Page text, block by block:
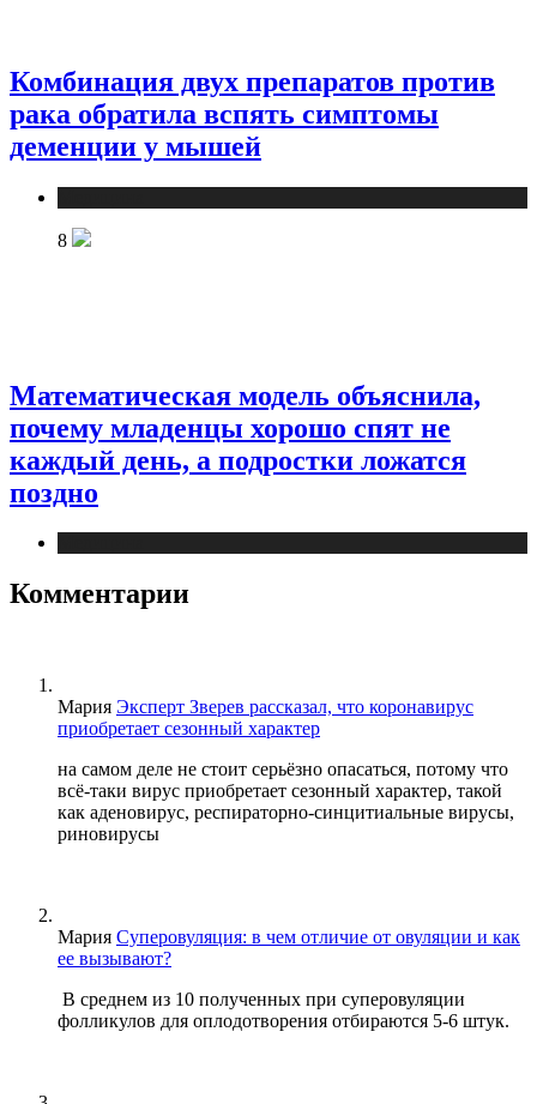
Комбинация двух препаратов против
рака обратила вспять симптомы
деменции у мышей
8
Математическая модель объяснила,
почему младенцы хорошо спят не
каждый день, а подростки ложатся
поздно
Комментарии
Мария Эксперт Зверев рассказал, что коронавирус
приобретает сезонный характер
на самом деле не стоит серьёзно опасаться, потому что
всё-таки вирус приобретает сезонный характер, такой
как аденовирус, респираторно-синцитиальные вирусы,
риновирусы
Мария Суперовуляция: в чем отличие от овуляции и как
ее вызывают?
В среднем из 10 полученных при суперовуляции
фолликулов для оплодотворения отбираются 5-6 штук.